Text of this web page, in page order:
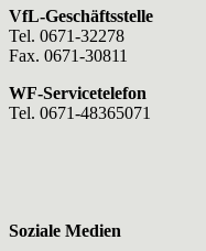
VfL-Geschäftsstelle
Tel. 0671-32278
Fax. 0671-30811
WF-Servicetelefon
Tel. 0671-48365071
Soziale Medien